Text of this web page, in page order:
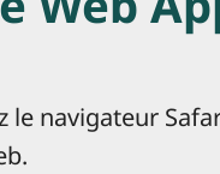
le navigateur